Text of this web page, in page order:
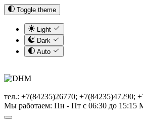
Toggle theme
Light
Dark
Auto
тел.: +7(84235)26770; +7(84235)47290;
Мы работаем: Пн - Пт с 06:30 до 15:15